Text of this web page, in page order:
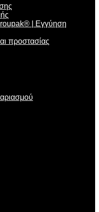
| Εγγύηση
προστασίας